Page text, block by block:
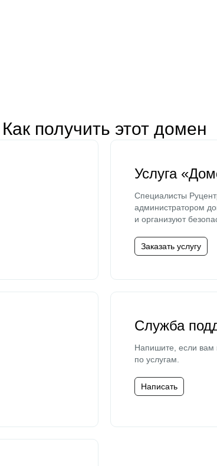
Как получить этот домен
Услуга
Специалисты
администратором
и организуют
Заказать услугу
Служба
Напишите, если вам
по услугам.
Написать